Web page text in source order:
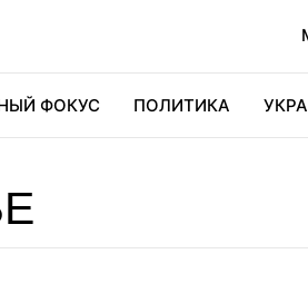
ФОКУС ПОЛИТИКА